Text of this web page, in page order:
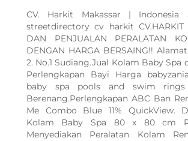
CV. Harkit Makassar | Indonesia
streetdirectory cv harkit CV.HARKIT
DAN PENJUALAN PERALATAN
DENGAN HARGA BERSAING!!
2. No.1 Sudiang.Jual Kolam Baby Spa
Perlengkapan Bayi Harga
baby spa pools and swim rings
Berenang.Perlengkapan ABC Ban
Me Combo Blue 11% QuickView.
Kolam Baby Spa 80 x 80 cm
Menyediakan Peralatan Kolam